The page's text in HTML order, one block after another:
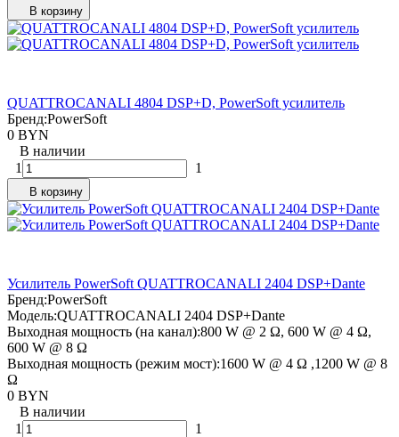
В корзину
QUATTROCANALI 4804 DSP+D, PowerSoft усилитель
Бренд:PowerSoft
0 BYN
В наличии
1
1
В корзину
Усилитель PowerSoft QUATTROCANALI 2404 DSP+Dante
Бренд:PowerSoft
Модель:QUATTROCANALI 2404 DSP+Dante
Выходная мощность (на канал):800 W @ 2 Ω, 600 W @ 4 Ω,
600 W @ 8 Ω
Выходная мощность (режим мост):1600 W @ 4 Ω ,1200 W @ 8
Ω
0 BYN
В наличии
1
1